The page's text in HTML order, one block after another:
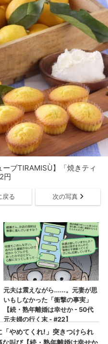
ーブTIRAMISÙ】「焼きティ
円
戻る 次の写真